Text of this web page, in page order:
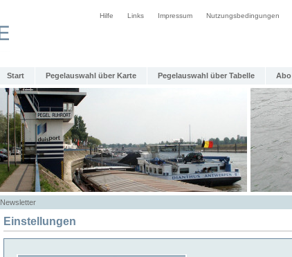
Hilfe Links Impressum Nutzungsbedingungen
Start Pegelauswahl über Karte Pegelauswahl über Tabelle Abo
Newsletter
Einstellungen